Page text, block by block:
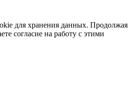
для хранения данных. Продолжая
согласие на работу с этими